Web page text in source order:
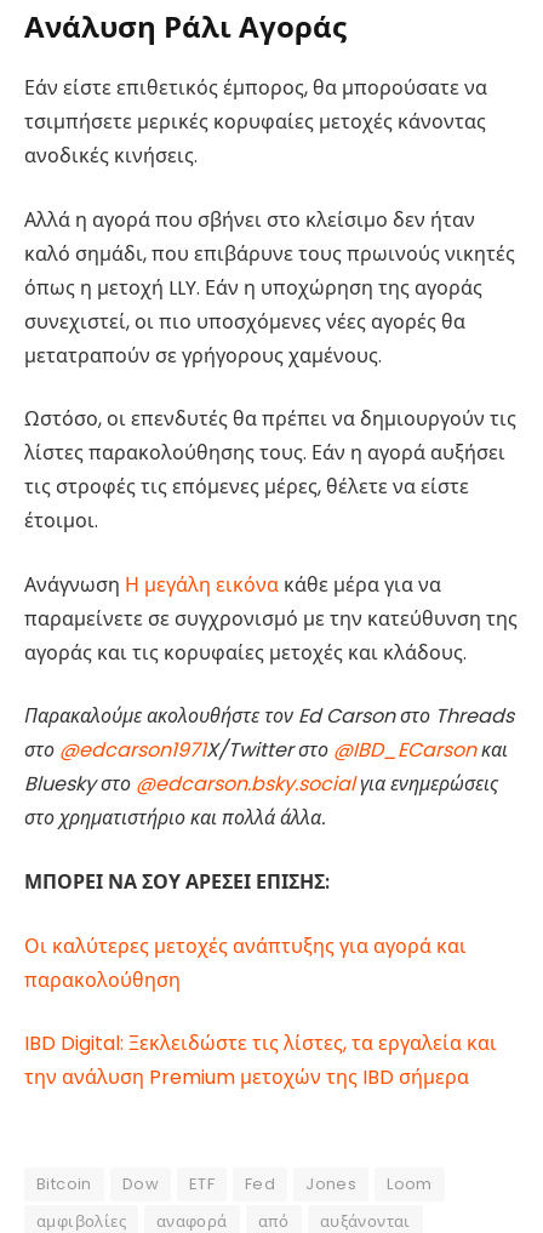
Ανάλυση Ράλι Αγοράς
Εάν είστε επιθετικός έμπορος, θα μπορούσατε να
τσιμπήσετε μερικές κορυφαίες μετοχές κάνοντας
ανοδικές κινήσεις.
Αλλά η αγορά που σβήνει στο κλείσιμο δεν ήταν
καλό σημάδι, που επιβάρυνε τους πρωινούς νικητές
όπως η μετοχή LLY. Εάν η υποχώρηση της αγοράς
συνεχιστεί, οι πιο υποσχόμενες νέες αγορές θα
μετατραπούν σε γρήγορους χαμένους.
Ωστόσο, οι επενδυτές θα πρέπει να δημιουργούν τις
λίστες παρακολούθησης τους. Εάν η αγορά αυξήσει
τις στροφές τις επόμενες μέρες, θέλετε να είστε
έτοιμοι.
Ανάγνωση Η μεγάλη εικόνα κάθε μέρα για να
παραμείνετε σε συγχρονισμό με την κατεύθυνση της
αγοράς και τις κορυφαίες μετοχές και κλάδους.
Παρακαλούμε ακολουθήστε τον Ed Carson στο Threads
στο @edcarson1971X/Twitter στο @IBD_ECarsonκαι
Bluesky στο @edcarson.bsky.socialγια ενημερώσεις
στο χρηματιστήριο και πολλά άλλα.
ΜΠΟΡΕΙ ΝΑ ΣΟΥ ΑΡΕΣΕΙ ΕΠΙΣΗΣ:
Οι καλύτερες μετοχές ανάπτυξης για αγορά και
παρακολούθηση
IBD Digital: Ξεκλειδώστε τις λίστες, τα εργαλεία και
την ανάλυση Premium μετοχών της IBD σήμερα
Bitcoin Dow ETF Fed Jones
Loom
αμφιβολίες
αναφορά από αυξάνονται